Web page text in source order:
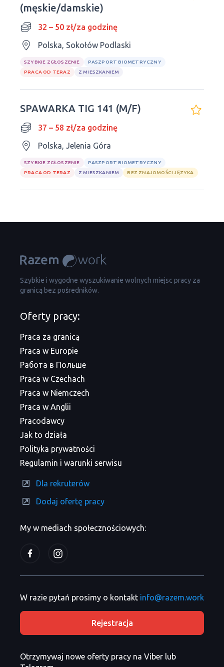
(męskie/damskie)
32 – 50 zł/za godzinę
Polska, Sokołów Podlaski
SZYBKIE ZGŁOSZENIE
PASZPORT BIOMETRYCZNY
PRACA OD TERAZ
Z MIESZKANIEM
SPAWARKA TIG 141 (M/F)
37 – 58 zł/za godzinę
Polska, Jelenia Góra
SZYBKIE ZGŁOSZENIE
PASZPORT BIOMETRYCZNY
PRACA OD TERAZ
Z MIESZKANIEM BEZ ZNAJOMOŚCI JĘZYKA
Szybkie i wygodne wyszukiwanie wolnych miejsc pracy za
granicą bez pośredników.
My w mediach społecznościowych:
Oferty pracy:
Praca za granicą
Praca w Europie
Работа в Польше
Praca w Czechach
Praca w Niemczech
Praca w Anglii
Pracodawcy
Jak to działa
Polityka prywatności
Regulamin i warunki serwisu
Dla rekruterów
Dodaj ofertę pracy
W razie pytań prosimy o kontakt info@razem.work
Rejestracja
Otrzymywaj nowe oferty pracy na Viber lub